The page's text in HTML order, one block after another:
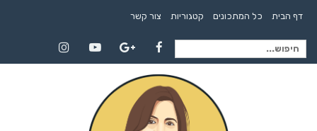
דף הבית כל המתכונים קטגוריות צור קשר
חיפוש
Facebook
Google+
YouTube
Instagram